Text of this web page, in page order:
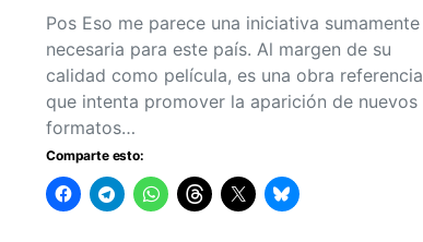
Pos Eso me parece una iniciativa sumamente
necesaria para este país. Al margen de su
calidad como película, es una obra referencia
que intenta promover la aparición de nuevos
formatos…
Comparte esto: